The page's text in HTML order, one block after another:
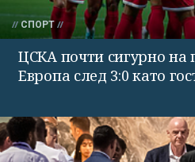
СПОРТ
ЦСКА почти сигурно на
Европа след 3:0 като